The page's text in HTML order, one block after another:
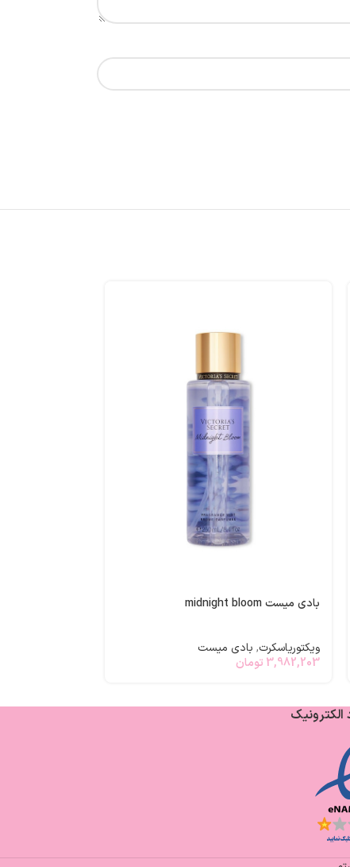
بادی میست midnight bloom
ویکتوریاسکرت, بادی میست
3,982,203 تومان
الکترونیک